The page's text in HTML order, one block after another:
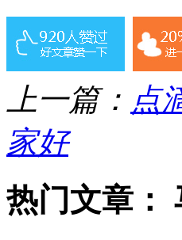
上一篇： 点
家好
热门文章：